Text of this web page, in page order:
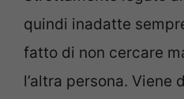
quindi inadatte
fatto di non cercare
l’altra persona. Viene